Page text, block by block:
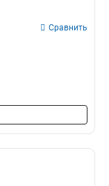
Сравнить